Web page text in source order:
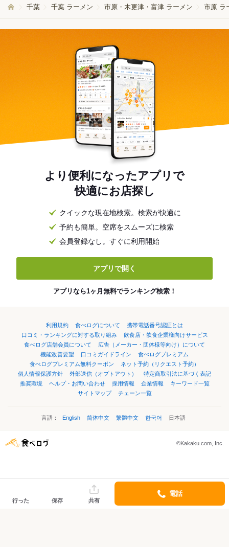
千葉 千葉 ラーメン 市原・木更津・富津 ラーメン 市原 ラ
より便利になったアプリで
快適にお店探し
クイックな現在地検索。検索が快適に
予約も簡単。空席をスムーズに検索
会員登録なし。すぐに利用開始
アプリで開く
アプリなら1ヶ月無料でランキング検索！
利用規約 食べログについて
携帯電話番号認証とは
口コミ・ランキングに対する取り組み
飲食店・飲食企業様向けサービス
食べログ店舗会員について
広告（メーカー・団体様等向け）について
機能改善要望
口コミガイドライン
食べログプレミアム
食べログプレミアム無料クーポン
ネット予約（リクエスト予約）
個人情報保護方針
外部送信（オプトアウト）
特定商取引法に基づく表記
推奨環境
ヘルプ・お問い合わせ 採用情報 企業情報
キーワード一覧
サイトマップ
チェーン一覧
言語： English 简体中文 繁體中文 한국어 日本語
©Kakaku.com, Inc.
行った 保存 共有
電話